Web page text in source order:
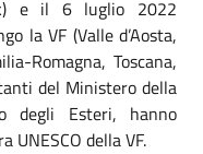
e il 6 luglio 2022
la VF (Valle d’Aosta,
Romagna, Toscana,
del Ministero della
degli Esteri, hanno
UNESCO della VF.